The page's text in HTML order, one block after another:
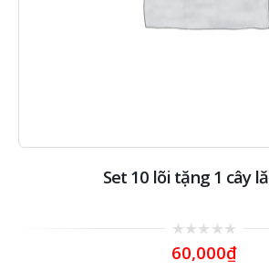
Set 10 lõi tặng 1 cây
out
60,000₫